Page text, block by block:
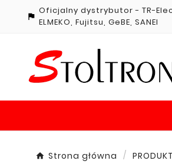

Oficjalny dystrybutor - TR-
ELMEKO, Fujitsu, GeBE, SANEI
Strona główna